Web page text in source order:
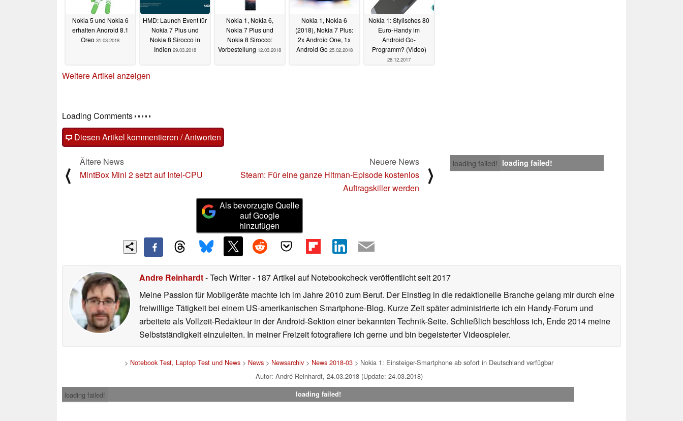
Nokia 5 und Nokia 6
erhalten Android 8.1
Oreo 31.03.2018
HMD: Launch Event für
Nokia 7 Plus und
Nokia 8 Sirocco in
Indien 29.03.2018
Nokia 1, Nokia 6,
Nokia 7 Plus und
Nokia 8 Sirocco:
Vorbestellung 12.03.2018
Nokia 1, Nokia 6
(2018), Nokia 7 Plus:
2x Android One, 1x
Android Go 25.02.2018
Nokia 1: Stylisches 80
Euro-Handy im
Android Go-
Programm? (Video)
28.12.2017
Weitere Artikel anzeigen
Loading Comments
Diesen Artikel kommentieren / Antworten
loading failed! loading failed!
⟨
Ältere News
MintBox Mini 2 setzt auf Intel-CPU
Neuere News
Steam: Für eine ganze Hitman-Episode kostenlos
Auftragskiller werden
⟩
Als bevorzugte Quelle
auf Google
hinzufügen
Andre Reinhardt- Tech Writer- 187 Artikel auf Notebookcheck veröffentlichtseit 2017
Meine Passion für Mobilgeräte machte ich im Jahre 2010 zum Beruf. Der Einstieg in die redaktionelle Branche gelang mir durch eine
freiwillige Tätigkeit bei einem US-amerikanischen Smartphone-Blog. Kurze Zeit später administrierte ich ein Handy-Forum und
arbeitete als Vollzeit-Redakteur in der Android-Sektion einer bekannten Technik-Seite. Schließlich beschloss ich, Ende 2014 meine
Selbstständigkeit einzuleiten. In meiner Freizeit fotografiere ich gerne und bin begeisterter Videospieler.
> Notebook Test, Laptop Test und News > News > Newsarchiv > News 2018-03 > Nokia 1: Einsteiger-Smartphone ab sofort in Deutschland verfügbar
Autor: André Reinhardt, 24.03.2018 (Update: 24.03.2018)
loading failed!
loading failed!